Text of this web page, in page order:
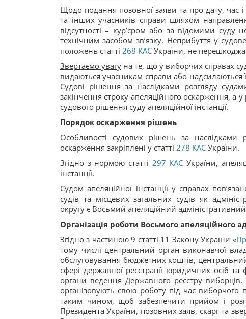
Щодо подання позовної заяви та про дату, час і
та інших учасників справи шляхом
відсутності – кур’єром або за відомими
технічним засобом зв’язку. Неприбуття у
положень статті 268 КАС України, не
Звертаємо увагу на те, що у виборчих справах
видаються учасникам справи або
Судові рішення за наслідками розгляду
закінчення строку апеляційного оскарження, а
судового рішення суду апеляційної інстанції.
Порядок оскарження рішень
Особливості судових рішень за
оскарження закріплені у статті 278 КАС України.
Згідно з нормою статті 297 КАС України,
інстанції.
Судом апеляційної інстанції у справах
судів та місцевих загальних судів як
округу є Восьмий апеляційний
Організація роботи Восьмого апеляційного
Згідно з частиною 9 статті 11 Закону України «
тому числі центральний орган виконавчої
обслуговування бюджетних коштів,
сфері державної реєстрації юридичних осіб та
органи ведення Державного реєстру виборців,
організовують свою роботу під час виборчого
таким чином, щоб забезпечити прийом і
Президента України, позовних заяв, скарг та